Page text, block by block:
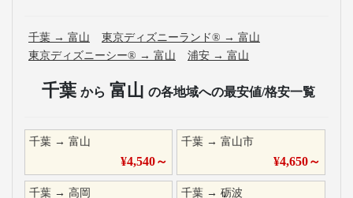
千葉 → 富山 東京ディズニーランド® → 富山
東京ディズニーシー® → 富山 浦安 → 富山
千葉 から 富山 の各地域への最安値/格安一覧
千葉 → 富山
¥4,540～
千葉 →富山市
¥4,650～
千葉 → 高岡 千葉 →砺波